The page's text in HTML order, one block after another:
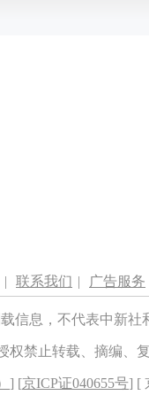
| 联系我们 | 广告服务
信息，不代表中新
权禁止转载、摘编、
] [京ICP证040655号] [